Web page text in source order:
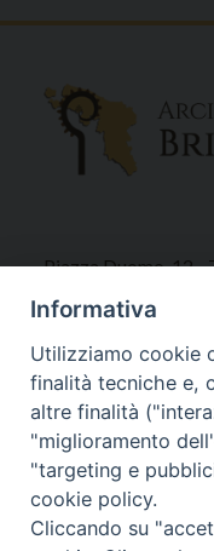
Piazza Duomo, 12 -
Tel 0831.521958
Fax 0831.528315
Orari Curia
Mar. / Mer. / Giov.
nei mesi estivi solo
Informativa
Utilizziamo cookie
finalità tecniche e,
altre finalità
"miglioramento
"targeting e
cookie policy.
Cliccando su